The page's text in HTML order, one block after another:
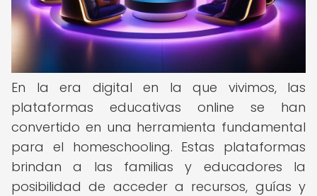
En la era digital en la que vivimos, las
plataformas educativas online se han
convertido en una herramienta fundamental
para el homeschooling. Estas plataformas
brindan a las familias y educadores la
posibilidad de acceder a recursos, guías y